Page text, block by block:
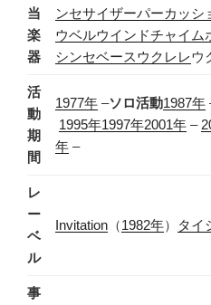
当
楽
器
ンセサイザーパーカッシ
ウベルウインドチャイム
シンセベースウクレレウ
活
動
期
間
1977年–ソロ活動1987年
1995年1997年2001年–
年–
レ
ー
ベ
ル
Invitation（1982年） タイ
事